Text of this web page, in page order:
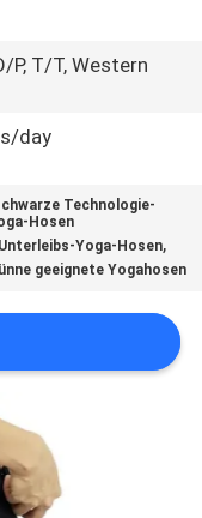
P, T/T, Western
day
Technologie-
Hosen
Yoga-Hosen,
geeignete Yogahosen